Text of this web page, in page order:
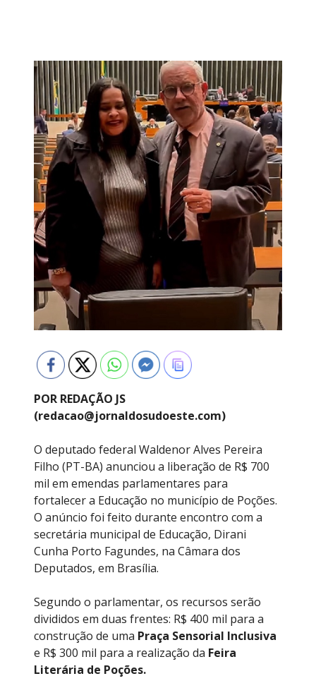
POR REDAÇÃO JS
(redacao@jornaldosudoeste.com)
O deputado federal Waldenor Alves Pereira
Filho (PT-BA) anunciou a liberação de R$ 700
mil em emendas parlamentares para
fortalecer a Educação no município de Poções.
O anúncio foi feito durante encontro com a
secretária municipal de Educação, Dirani
Cunha Porto Fagundes, na Câmara dos
Deputados, em Brasília.
Segundo o parlamentar, os recursos serão
divididos em duas frentes: R$ 400 mil para a
construção de uma Praça Sensorial Inclusiva
e R$ 300 mil para a realização da Feira
Literária de Poções.